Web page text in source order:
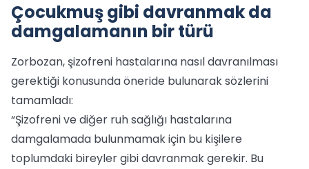
Çocukmuş gibi davranmak da
damgalamanın bir türü
Zorbozan, şizofreni hastalarına nasıl davranılması
gerektiği konusunda öneride bulunarak sözlerini
tamamladı:
“Şizofreni ve diğer ruh sağlığı hastalarına
damgalamada bulunmamak için bu kişilere
toplumdaki bireyler gibi davranmak gerekir. Bu